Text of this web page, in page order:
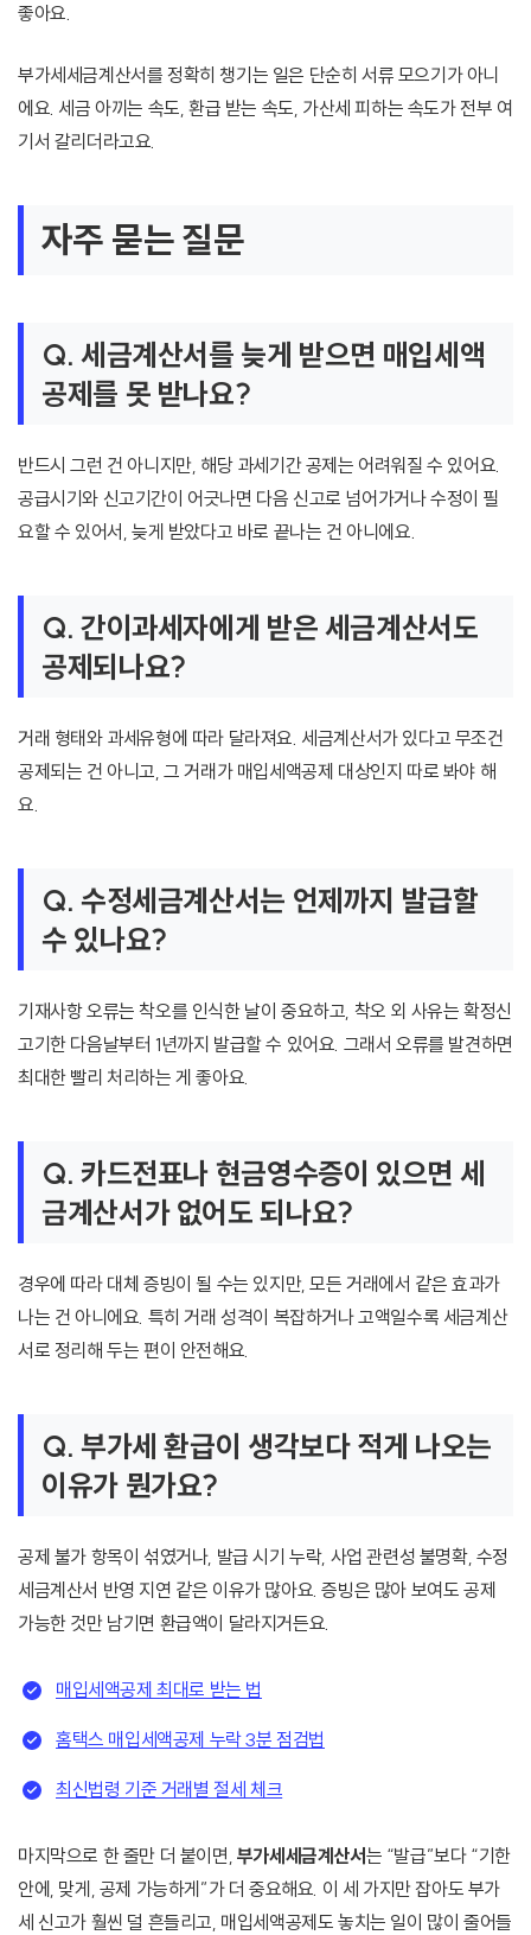
좋아요.
부가세세금계산서를 정확히 챙기는 일은 단순히 서류 모으기가 아니
에요. 세금 아끼는 속도, 환급 받는 속도, 가산세 피하는 속도가 전부 여
기서 갈리더라고요.
자주 묻는 질문
Q. 세금계산서를 늦게 받으면 매입세액
공제를 못 받나요?
반드시 그런 건 아니지만, 해당 과세기간 공제는 어려워질 수 있어요.
공급시기와 신고기간이 어긋나면 다음 신고로 넘어가거나 수정이 필
요할 수 있어서, 늦게 받았다고 바로 끝나는 건 아니에요.
Q. 간이과세자에게 받은 세금계산서도
공제되나요?
거래 형태와 과세유형에 따라 달라져요. 세금계산서가 있다고 무조건
공제되는 건 아니고, 그 거래가 매입세액공제 대상인지 따로 봐야 해
요.
Q. 수정세금계산서는 언제까지 발급할
수 있나요?
기재사항 오류는 착오를 인식한 날이 중요하고, 착오 외 사유는 확정신
고기한 다음날부터 1년까지 발급할 수 있어요. 그래서 오류를 발견하면
최대한 빨리 처리하는 게 좋아요.
Q. 카드전표나 현금영수증이 있으면 세
금계산서가 없어도 되나요?
경우에 따라 대체 증빙이 될 수는 있지만, 모든 거래에서 같은 효과가
나는 건 아니에요. 특히 거래 성격이 복잡하거나 고액일수록 세금계산
서로 정리해 두는 편이 안전해요.
Q. 부가세 환급이 생각보다 적게 나오는
이유가 뭔가요?
공제 불가 항목이 섞였거나, 발급 시기 누락, 사업 관련성 불명확, 수정
세금계산서 반영 지연 같은 이유가 많아요. 증빙은 많아 보여도 공제
가능한 것만 남기면 환급액이 달라지거든요.
매입세액공제 최대로 받는 법
홈택스 매입세액공제 누락 3분 점검법
최신법령 기준 거래별 절세 체크
마지막으로 한 줄만 더 붙이면, 부가세세금계산서는 “발급”보다 “기한
안에, 맞게, 공제 가능하게”가 더 중요해요. 이 세 가지만 잡아도 부가
세 신고가 훨씬 덜 흔들리고, 매입세액공제도 놓치는 일이 많이 줄어들